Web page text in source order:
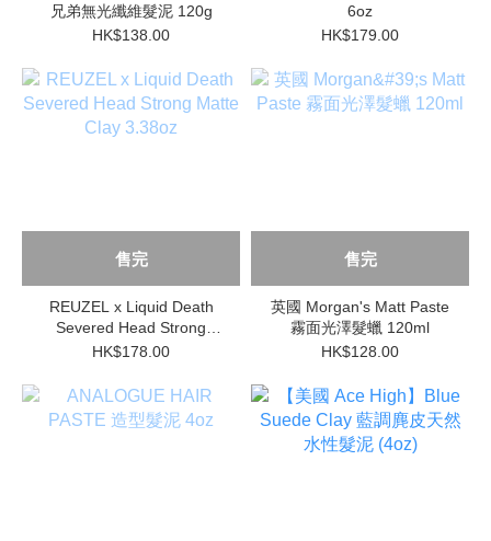
兄弟無光纖維髮泥 120g
HK$138.00
6oz
HK$179.00
售完
REUZEL x Liquid Death
Severed Head Strong
Matte Clay 3.38oz
HK$178.00
售完
英國 Morgan's Matt Paste
霧面光澤髮蠟 120ml
HK$128.00